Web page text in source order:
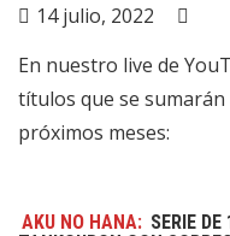
14 julio, 2022
En nuestro live de
títulos que se
próximos meses:
AKU NO HANA: SERIE